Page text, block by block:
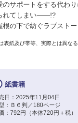
のサポートをする代わ
れてしまい――!?
根の下で紡ぐラブストー
表紙及び帯等、実際とは異なる
紙書籍
日：2025年11月04日
：Ｂ６判／180ページ
：792円（本体720円＋税）